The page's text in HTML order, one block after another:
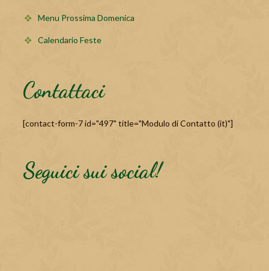
Menu Prossima Domenica
Calendario Feste
Contattaci
[contact-form-7 id="497" title="Modulo di Contatto (it)"]
Seguici sui social!